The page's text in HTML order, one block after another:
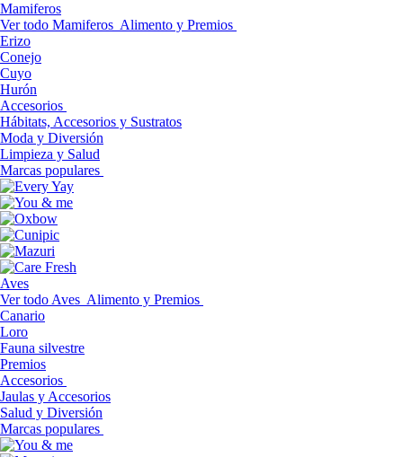
Mamiferos
Ver todo Mamiferos Alimento y Premios
Erizo
Conejo
Cuyo
Hurón
Accesorios
Hábitats, Accesorios y Sustratos
Moda y Diversión
Limpieza y Salud
Marcas populares
Aves
Ver todo Aves Alimento y Premios
Canario
Loro
Fauna silvestre
Premios
Accesorios
Jaulas y Accesorios
Salud y Diversión
Marcas populares